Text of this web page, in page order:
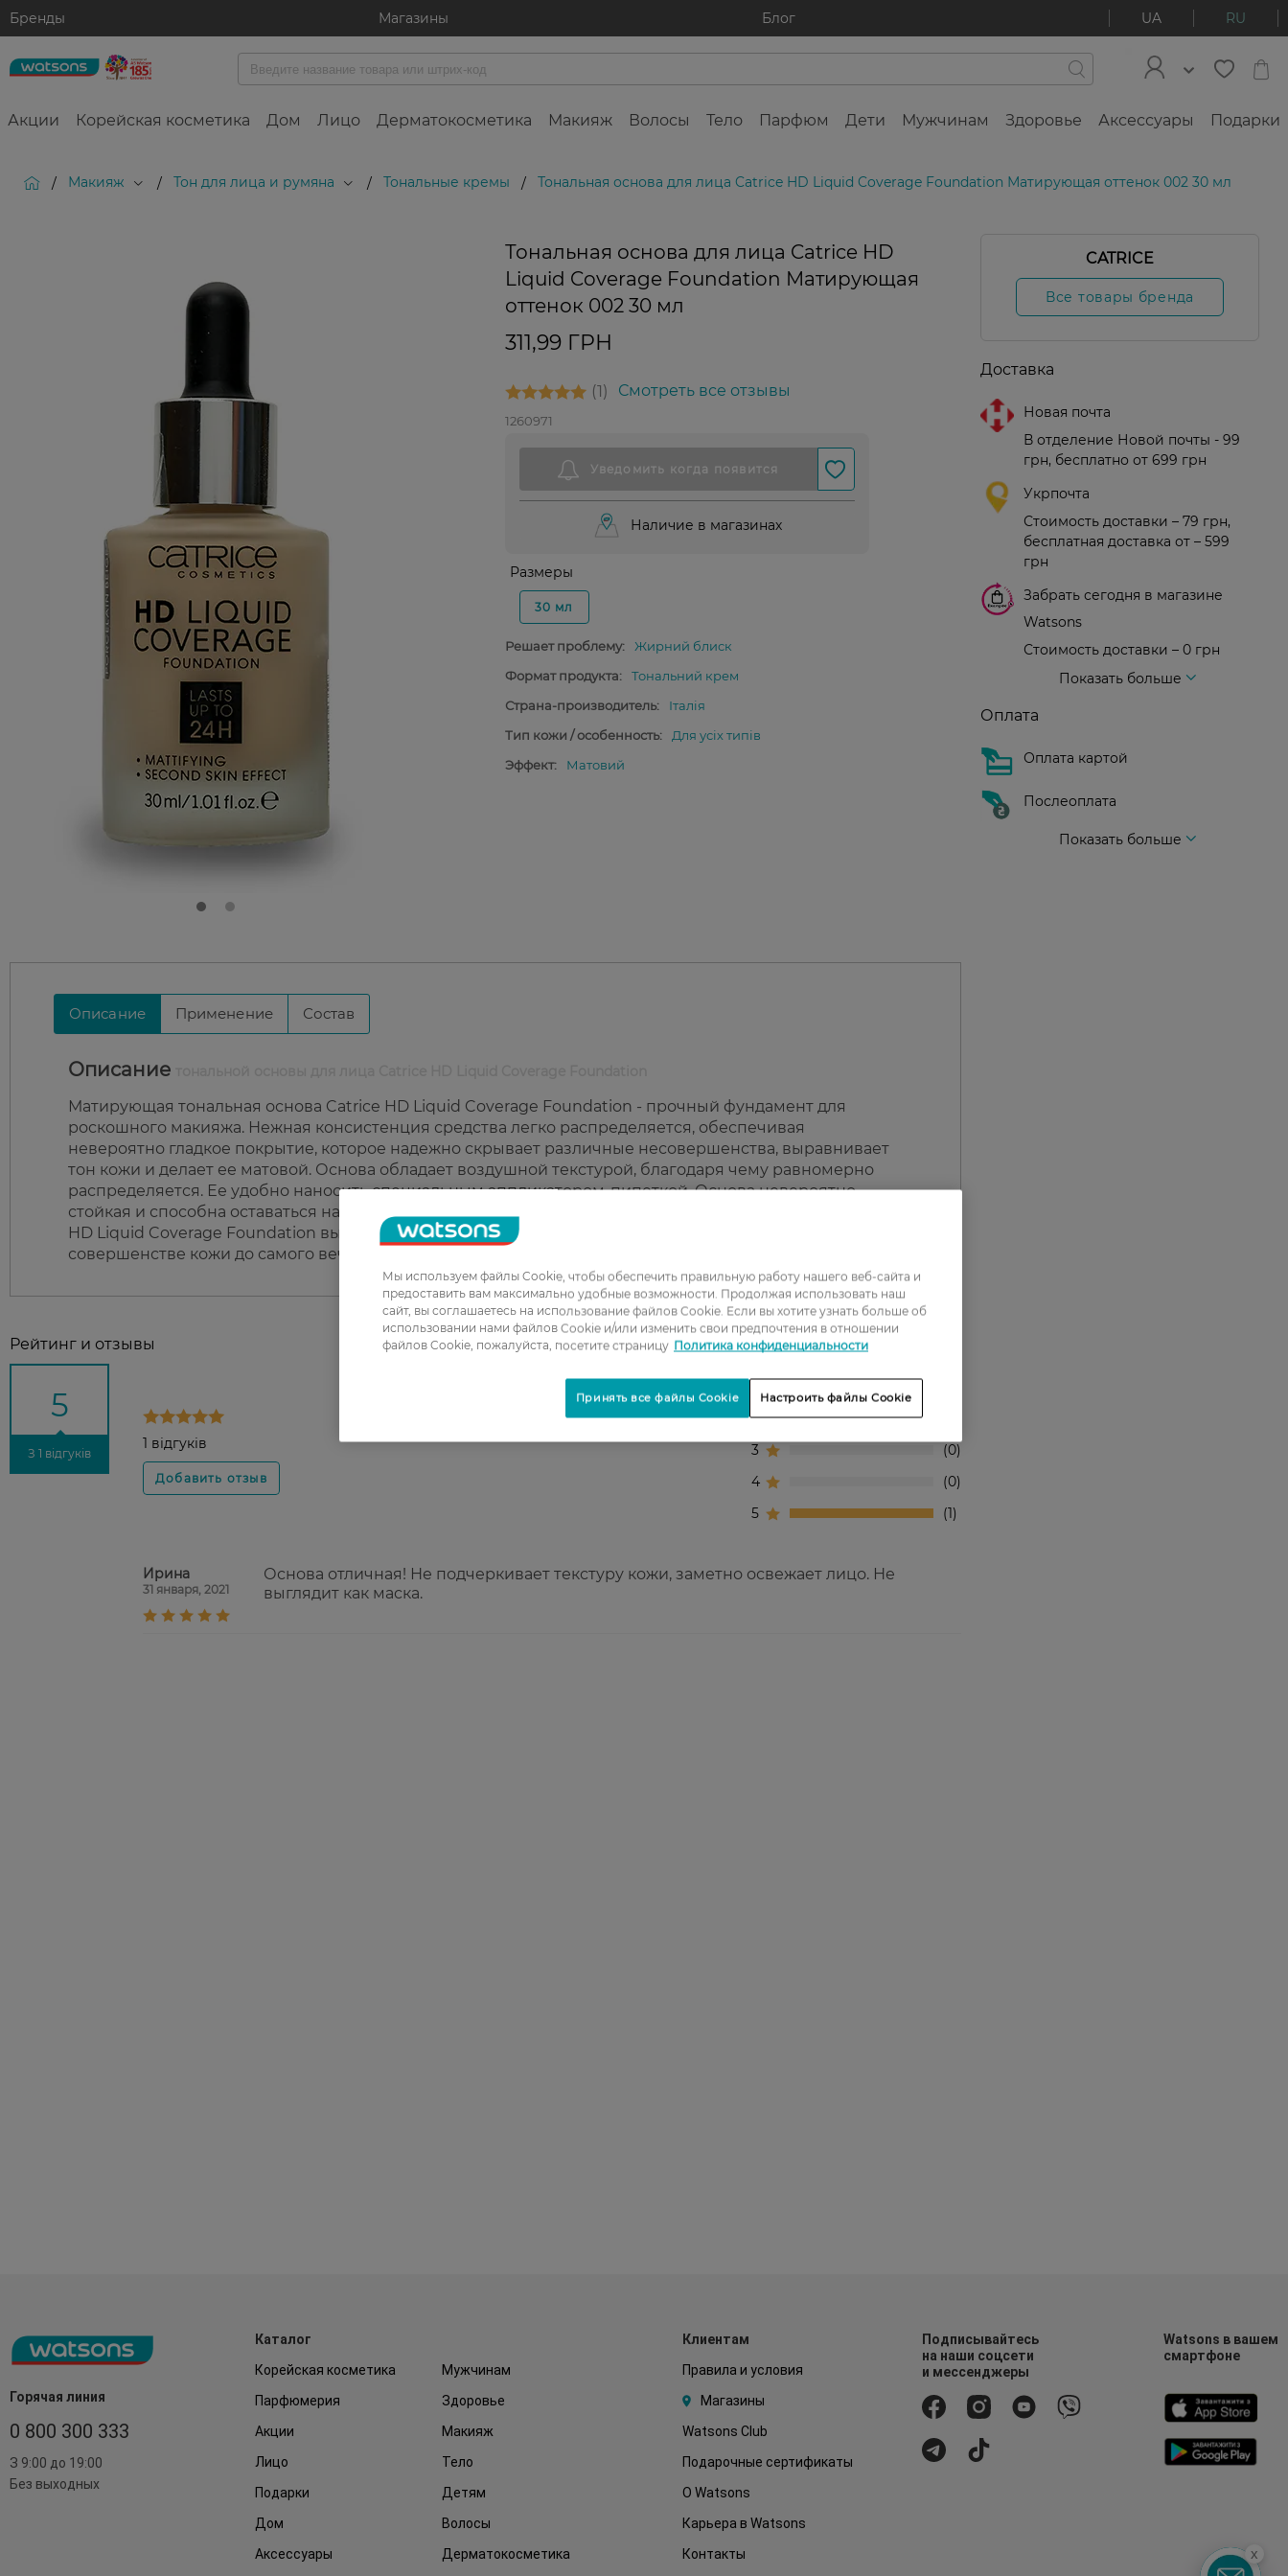
Бренды Магазины Блог UA RU
Акции Корейская косметика Дом Лицо Дерматокосметика Макияж Волосы Тело Парфюм Дети Мужчинам Здоровье Аксессуары Подарки
/ Макияж / Тон для лица и румяна / Тональные кремы / Тональная основа для лица Catrice HD Liquid Coverage Foundation Матирующая оттенок 002 30 мл
Тональная основа для лица Catrice HD
Liquid Coverage Foundation Матирующая
оттенок 002 30 мл
311,99 ГРН
1 Смотреть все отзывы
1260971
Наличие в магазинах
Размеры
30 мл
Решает проблему:
Жирний блиск
Формат продукта:
Тональний крем
Страна-производитель:
Італія
Тип кожи / особенность:
Для усіх типів
Эффект:
Матовий
Описание Применение Состав
Описание
Матирующая тональная основа Catrice HD Liquid Coverage Foundation - прочный фундамент для
роскошного макияжа. Нежная консистенция средства легко распределяется, обеспечивая
невероятно гладкое покрытие, которое надежно скрывает различные несовершенства, выравнивает
тон кожи и делает ее матовой. Основа обладает воздушной текстурой, благодаря чему равномерно
распределяется. Ее удобно наносить специальным аппликатором-пипеткой. Основа невероятно
стойкая и способна оставаться на коже в течение всего дня. С матирующей тональной основой Catrice
HD Liquid Coverage Foundation вы навсегда забудете что такое жирный блеск и будете уверенны в
совершенстве кожи до самого вечера.
Рейтинг и отзывы
5
З 1 відгуків
1 відгуків
2
3
0
4
0
5
1
Ирина
31 января, 2021
Основа отличная! Не подчеркивает текстуру кожи, заметно освежает лицо. Не
выглядит как маска.
CATRICE
Все товары бренда
Доставка
Новая почта
В отделение Новой почты - 99
грн, бесплатно от 699 грн
Укрпочта
Стоимость доставки – 79 грн,
бесплатная доставка от – 599
грн
Забрать сегодня в магазине
Watsons
Стоимость доставки – 0 грн
Показать больше
Оплата
Оплата картой
Послеоплата
Показать больше
Горячая линия
0 800 300 333
З 9:00 до 19:00
Без выходных
Каталог
Корейская косметика
Мужчинам
Парфюмерия
Здоровье
Акции
Макияж
Лицо
Тело
Подарки
Детям
Дом
Волосы
Аксессуары
Дерматокосметика
Клиентам
Правила и условия
Магазины
Watsons Club
Подарочные сертификаты
О Watsons
Карьера в Watsons
Контакты
Подписывайтесь
на наши соцсети
и мессенджеры
Watsons в вашем
смартфоне
x
Мы используем файлы Cookie, чтобы обеспечить правильную работу нашего веб-сайта и
предоставить вам максимально удобные возможности. Продолжая использовать наш
сайт, вы соглашаетесь на использование файлов Cookie. Если вы хотите узнать больше об
использовании нами файлов Cookie и/или изменить свои предпочтения в отношении
файлов Cookie, пожалуйста, посетите страницу Политика конфиденциальности
Настроить файлы Cookie
Принять все файлы Cookie